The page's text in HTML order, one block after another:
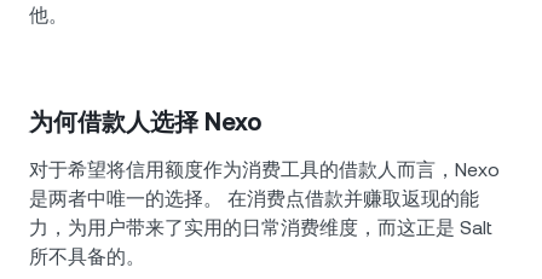
他。
为何借款人选择 Nexo
对于希望将信用额度作为消费工具的借款人而言，Nexo
是两者中唯一的选择。 在消费点借款并赚取返现的能
力，为用户带来了实用的日常消费维度，而这正是 Salt
所不具备的。